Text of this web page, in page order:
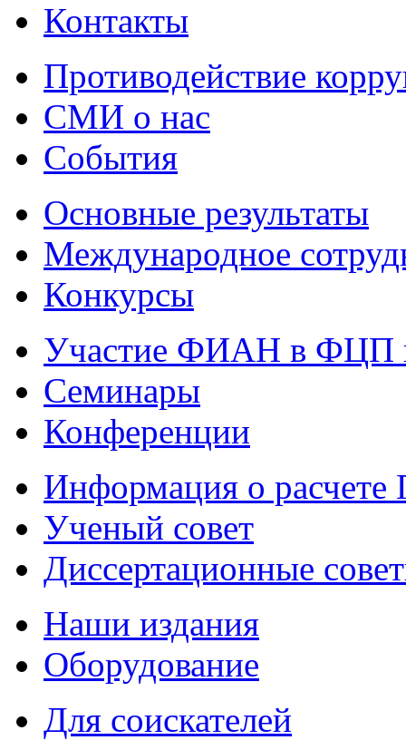
Контакты
Противодействие
СМИ о нас
События
Основные результаты
Международное
Конкурсы
Участие ФИАН в ФЦП
Семинары
Конференции
Информация о
Ученый совет
Диссертационные
Наши издания
Оборудование
Для соискателей